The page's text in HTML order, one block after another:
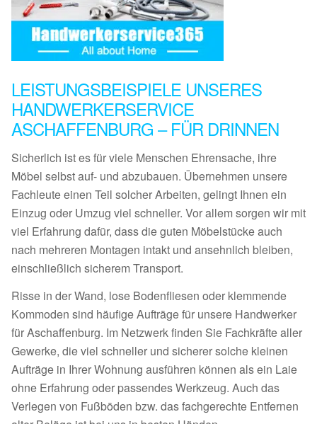
LEISTUNGSBEISPIELE UNSERES
HANDWERKERSERVICE
ASCHAFFENBURG – FÜR DRINNEN
Sicherlich ist es für viele Menschen Ehrensache, ihre
Möbel selbst auf- und abzubauen. Übernehmen unsere
Fachleute einen Teil solcher Arbeiten, gelingt Ihnen ein
Einzug oder Umzug viel schneller. Vor allem sorgen wir mit
viel Erfahrung dafür, dass die guten Möbelstücke auch
nach mehreren Montagen intakt und ansehnlich bleiben,
einschließlich sicherem Transport.
Risse in der Wand, lose Bodenfliesen oder klemmende
Kommoden sind häufige Aufträge für unsere Handwerker
für Aschaffenburg. Im Netzwerk finden Sie Fachkräfte aller
Gewerke, die viel schneller und sicherer solche kleinen
Aufträge in Ihrer Wohnung ausführen können als ein Laie
ohne Erfahrung oder passendes Werkzeug. Auch das
Verlegen von Fußböden bzw. das fachgerechte Entfernen